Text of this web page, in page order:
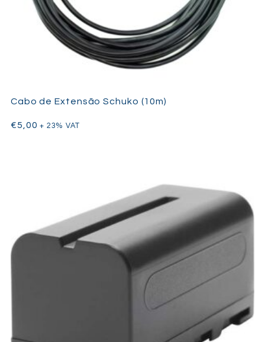
Cabo de Extensão Schuko (10m)
€5,00 + 23% VAT